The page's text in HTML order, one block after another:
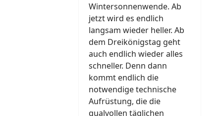
Wintersonnenwende. Ab
jetzt wird es endlich
langsam wieder heller. Ab
dem Dreikönigstag geht
auch endlich wieder alles
schneller. Denn dann
kommt endlich die
notwendige technische
Aufrüstung, die die
qualvollen täglichen